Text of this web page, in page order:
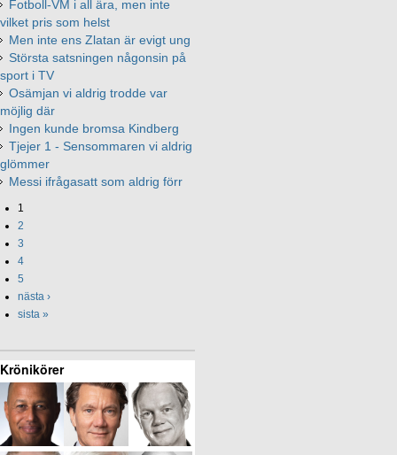
Fotboll-VM i all ära, men inte
vilket pris som helst
Men inte ens Zlatan är evigt ung
Största satsningen någonsin på
sport i TV
Osämjan vi aldrig trodde var
möjlig där
Ingen kunde bromsa Kindberg
Tjejer 1 - Sensommaren vi aldrig
glömmer
Messi ifrågasatt som aldrig förr
1
2
3
4
5
nästa ›
sista »
Krönikörer